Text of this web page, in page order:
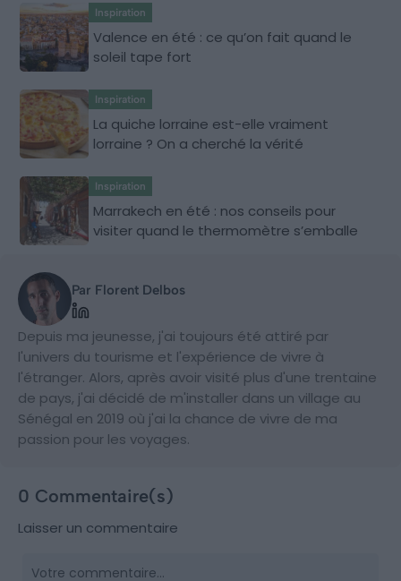
Inspiration
Valence en été : ce qu’on fait quand le
soleil tape fort
Inspiration
La quiche lorraine est-elle vraiment
lorraine ? On a cherché la vérité
Inspiration
Marrakech en été : nos conseils pour
visiter quand le thermomètre s’emballe
Par Florent Delbos
Depuis ma jeunesse, j'ai toujours été attiré par
l'univers du tourisme et l'expérience de vivre à
l'étranger. Alors, après avoir visité plus d'une trentaine
de pays, j'ai décidé de m'installer dans un village au
Sénégal en 2019 où j'ai la chance de vivre de ma
passion pour les voyages.
0 Commentaire(s)
Laisser un commentaire